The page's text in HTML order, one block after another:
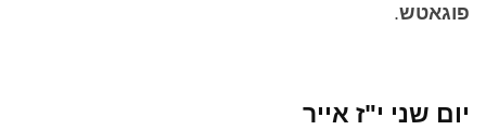
פוגאטש.
יום שני י"ז אייר